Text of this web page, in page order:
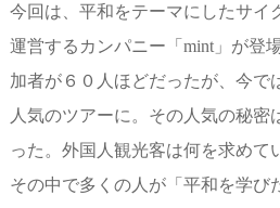
今回は、平和をテーマにしたサイ
運営するカンパニー「mint」が登
加者が６０人ほどだったが、今で
人気のツアーに。その人気の秘密
った。外国人観光客は何を求めて
その中で多くの人が「平和を学び